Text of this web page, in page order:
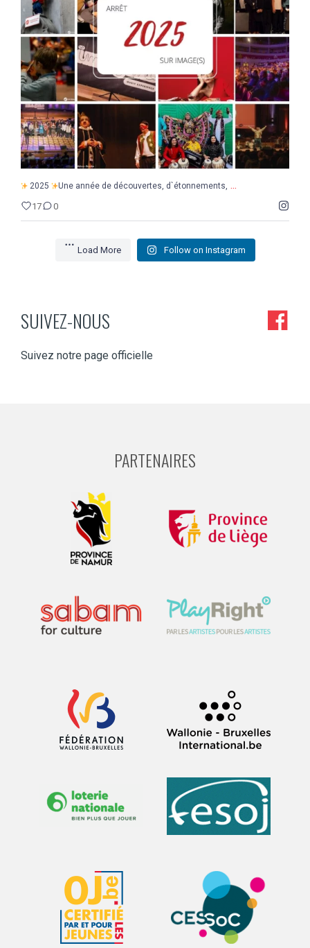
2025 Une année de découvertes, d`étonnements, ...
2025 Une année de découvertes, d`étonnements, ...
17 0
Load More Follow on Instagram
SUIVEZ-NOUS
Suivez notre page officielle
PARTENAIRES